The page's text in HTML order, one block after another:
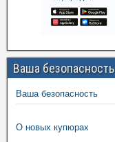
Ваша безопасность
Ваша безопасность
О новых купюрах